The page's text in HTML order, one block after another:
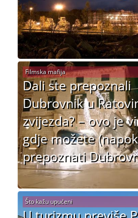
Dali ste prepoznali
Dubrovnik u
zvijezda? – ovo je
gdje možete
prepoznati
Filmska mafija
Što kažu upućeni